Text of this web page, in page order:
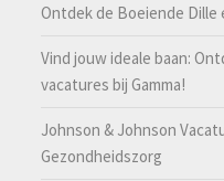
Ontdek de Boeiende Dille
Vind jouw ideale baan:
vacatures bij Gamma!
Johnson & Johnson
Gezondheidszorg